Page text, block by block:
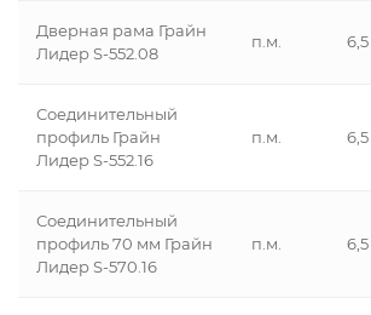
Дверная рама Грайн
Лидер S-552.08
п.м. 6,5
Соединительный
профиль Грайн
Лидер S-552.16
п.м. 6,5
Соединительный
профиль 70 мм Грайн
Лидер S-570.16
п.м. 6,5